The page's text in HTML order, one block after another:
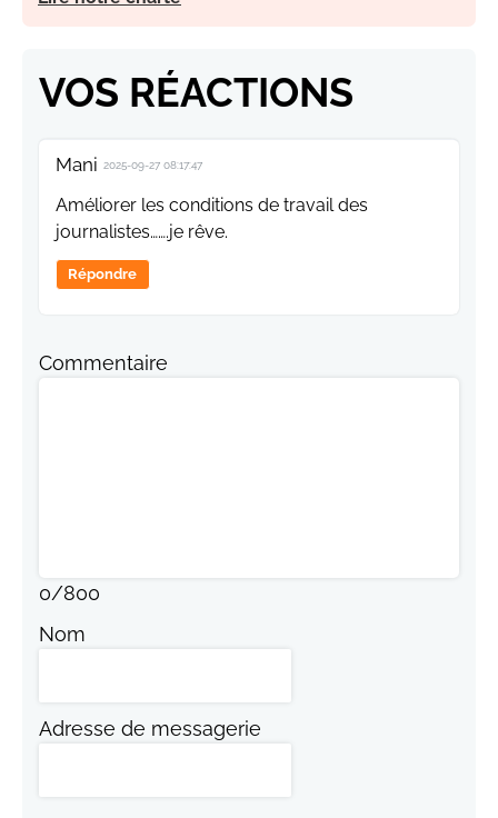
VOS RÉACTIONS
Mani 2025-09-27 08:17:47
Améliorer les conditions de travail des
journalistes…….je rêve.
Répondre
Commentaire
0/800
Nom
Adresse de messagerie